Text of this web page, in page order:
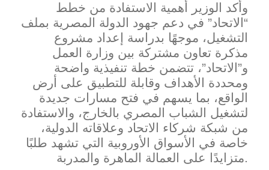
وأكد الوزير أهمية الاستفادة من خطط
“الاتحاد” في دعم جهود الدولة المصرية بملف
التشغيل، موجهًا بدراسة إعداد مشروع
مذكرة تعاون مشتركة بين وزارة العمل
و”الاتحاد”، تتضمن خطة تنفيذية واضحة
ومحددة الأهداف وقابلة للتطبيق على أرض
الواقع، بما يسهم في فتح مسارات جديدة
لتشغيل الشباب المصري بالخارج، والاستفادة
من شبكة شركاء الاتحاد وعلاقاته الدولية،
خاصة في الأسواق الأوروبية التي تشهد طلبًا
متزايدًا على العمالة الماهرة والمدربة.